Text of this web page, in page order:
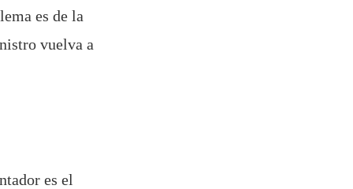
es de la
vuelva a
es el